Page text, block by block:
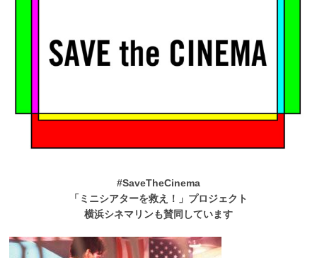
#SaveTheCinema
「ミニシアターを救え！」プロジェクト
横浜シネマリンも賛同しています